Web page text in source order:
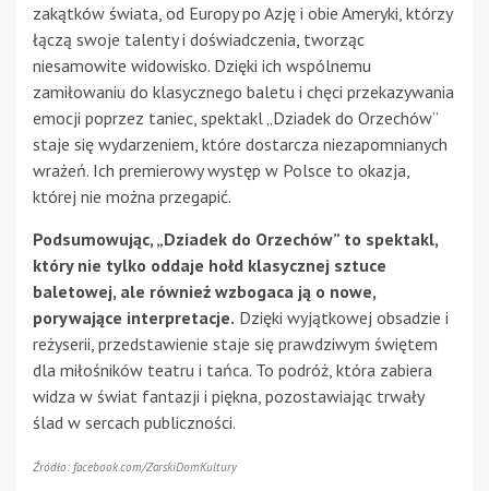
zakątków świata, od Europy po Azję i obie Ameryki, którzy
łączą swoje talenty i doświadczenia, tworząc
niesamowite widowisko. Dzięki ich wspólnemu
zamiłowaniu do klasycznego baletu i chęci przekazywania
emocji poprzez taniec, spektakl „Dziadek do Orzechów”
staje się wydarzeniem, które dostarcza niezapomnianych
wrażeń. Ich premierowy występ w Polsce to okazja,
której nie można przegapić.
Podsumowując, „Dziadek do Orzechów” to spektakl,
który nie tylko oddaje hołd klasycznej sztuce
baletowej, ale również wzbogaca ją o nowe,
porywające interpretacje. Dzięki wyjątkowej obsadzie i
reżyserii, przedstawienie staje się prawdziwym świętem
dla miłośników teatru i tańca. To podróż, która zabiera
widza w świat fantazji i piękna, pozostawiając trwały
ślad w sercach publiczności.
Źródło: facebook.com/ZarskiDomKultury